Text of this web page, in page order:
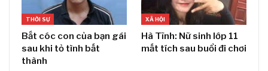
THỜI SỰ
Bắt cóc con của bạn gái
sau khi tỏ tình bất
thành
XÃ HỘI
Hà Tĩnh: Nữ sinh lớp 11
mất tích sau buổi đi chơi